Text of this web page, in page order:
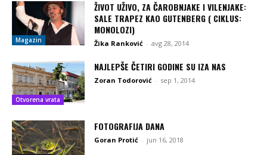
Magazin
ŽIVOT UŽIVO, ZA ČAROBNJAKE I VILENJAKE:
SALE TRAPEZ KAO GUTENBERG ( CIKLUS:
MONOLOZI)
Žika Ranković - avg 28, 2014
Otvorena vrata
NAJLEPŠE ČETIRI GODINE SU IZA NAS
Zoran Todorović - sep 1, 2014
FOTOGRAFIJA DANA
Goran Protić - jun 16, 2018